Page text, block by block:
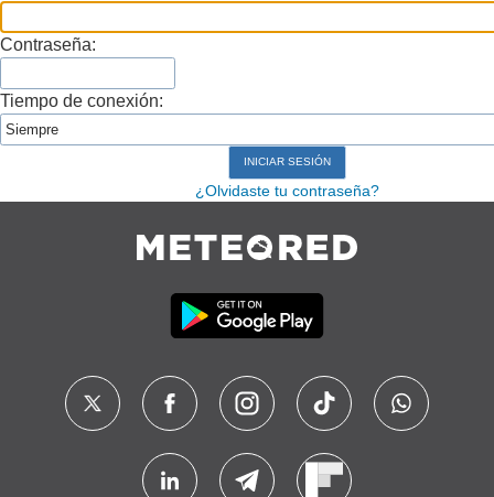
Contraseña:
Tiempo de conexión:
¿Olvidaste tu contraseña?